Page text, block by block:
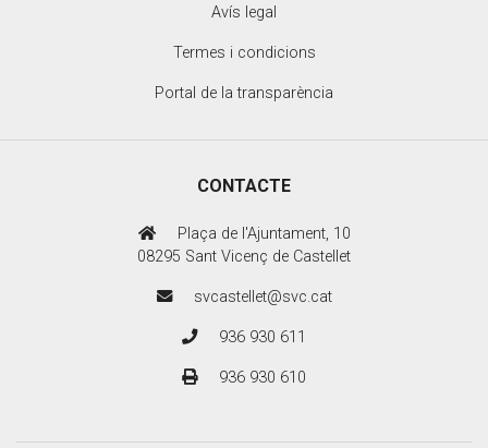
Avís legal
Termes i condicions
Portal de la transparència
CONTACTE
Plaça de l'Ajuntament, 10
08295 Sant Vicenç de Castellet
svcastellet@svc.cat
936 930 611
936 930 610